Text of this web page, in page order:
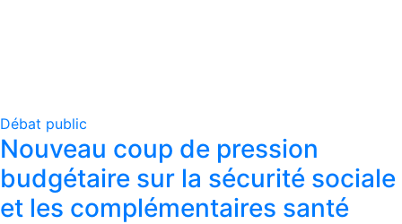
Débat public
Nouveau coup de pression
budgétaire sur la sécurité sociale
et les complémentaires santé